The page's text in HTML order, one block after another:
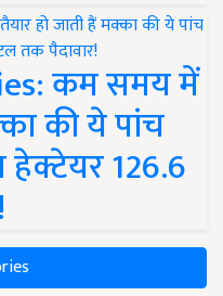
कम समय में
की ये पांच
हेक्टेयर 126.6